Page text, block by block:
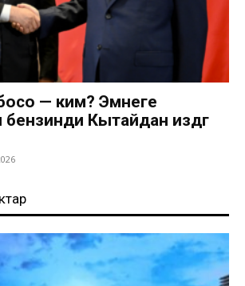
— ким? Эмнеге
Кытайдан издөөгө